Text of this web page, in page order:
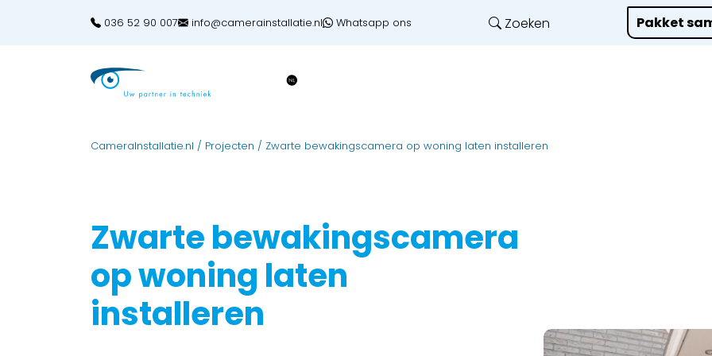
036 52 90 007 info@camerainstallatie.nl Whatsapp ons Zoeken Pakket
CameraInstallatie.nl / Projecten / Zwarte bewakingscamera op woning laten installeren
Zwarte bewakingscamera
op woning laten
installeren